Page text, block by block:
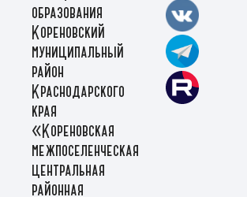
образования
Кореновский
муниципальный
район
Краснодарского
края
«Кореновская
межпоселенческая
центральная
районная